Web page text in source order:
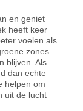
en geniet
heeft keer
voelen als
zones.
blijven. Als
dan echte
helpen om
uit de lucht